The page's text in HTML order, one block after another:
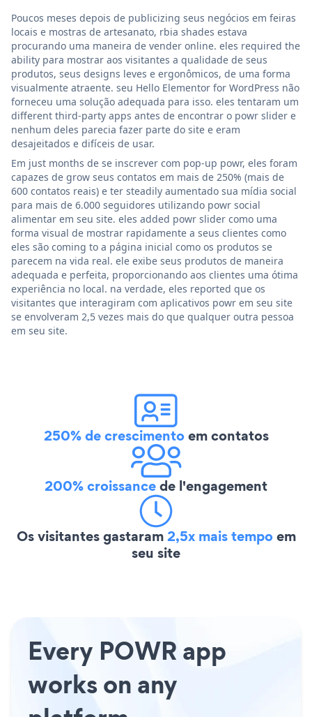
Poucos meses depois de publicizing seus negócios em feiras
locais e mostras de artesanato, rbia shades estava
procurando uma maneira de vender online. eles required the
ability para mostrar aos visitantes a qualidade de seus
produtos, seus designs leves e ergonômicos, de uma forma
visualmente atraente. seu Hello Elementor for WordPress não
forneceu uma solução adequada para isso. eles tentaram um
different third-party apps antes de encontrar o powr slider e
nenhum deles parecia fazer parte do site e eram
desajeitados e difíceis de usar.
Em just months de se inscrever com pop-up powr, eles foram
capazes de grow seus contatos em mais de 250% (mais de
600 contatos reais) e ter steadily aumentado sua mídia social
para mais de 6.000 seguidores utilizando powr social
alimentar em seu site. eles added powr slider como uma
forma visual de mostrar rapidamente a seus clientes como
eles são coming to a página inicial como os produtos se
parecem na vida real. ele exibe seus produtos de maneira
adequada e perfeita, proporcionando aos clientes uma ótima
experiência no local. na verdade, eles reported que os
visitantes que interagiram com aplicativos powr em seu site
se envolveram 2,5 vezes mais do que qualquer outra pessoa
em seu site.
250% de crescimentoem contatos
200% croissancede l'engagement
Os visitantes gastaram2,5x mais tempoem
seu site
Every POWR app
works on any